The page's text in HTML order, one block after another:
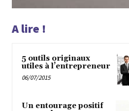
A lire !
5 outils originaux
utiles à l’entrepreneur
06/07/2015
Un entourage positif